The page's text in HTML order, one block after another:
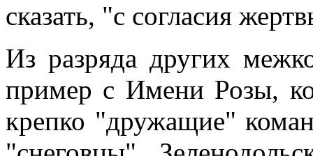
сказать, "с согласия
Из разряда других
пример с Имени Розы,
крепко "дружащие"